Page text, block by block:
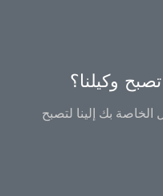
وكيلنا؟
بك إلينا لتصبح